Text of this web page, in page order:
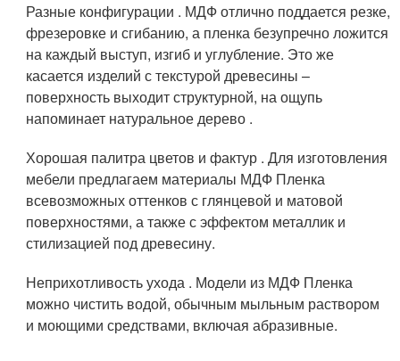
Разные конфигурации . МДФ отлично поддается резке,
фрезеровке и сгибанию, а пленка безупречно ложится
на каждый выступ, изгиб и углубление. Это же
касается изделий с текстурой древесины –
поверхность выходит структурной, на ощупь
напоминает натуральное дерево .
Хорошая палитра цветов и фактур . Для изготовления
мебели предлагаем материалы МДФ Пленка
всевозможных оттенков с глянцевой и матовой
поверхностями, а также с эффектом металлик и
стилизацией под древесину.
Неприхотливость ухода . Модели из МДФ Пленка
можно чистить водой, обычным мыльным раствором
и моющими средствами, включая абразивные.